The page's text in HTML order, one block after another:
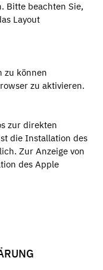
Bitte beachten Sie,
Layout
zu können
zu aktivieren.
zur direkten
die Installation des
Zur Anzeige von
des Apple